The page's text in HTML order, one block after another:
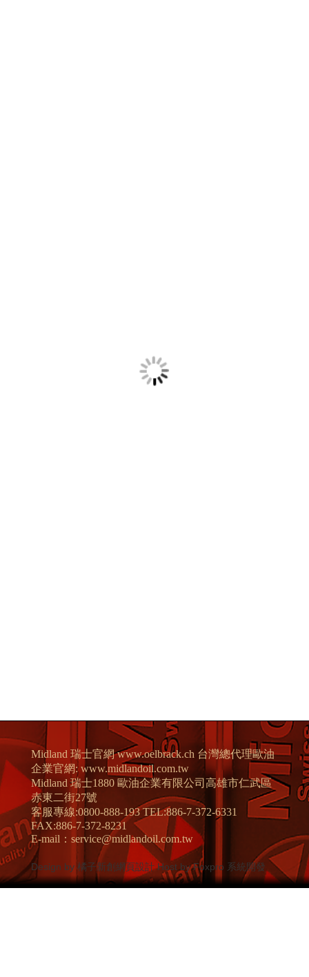
Midland 瑞士官網 www.oelbrack.ch 台灣總代理歐油
企業官網: www.midlandoil.com.tw
Midland 瑞士1880 歐油企業有限公司高雄市仁武區
赤東二街27號
客服專線:0800-888-193 TEL:886-7-372-6331
FAX:886-7-372-8231
E-mail：service@midlandoil.com.tw
Design by 橘子新創網頁設計Host by Foxpro 系統開發